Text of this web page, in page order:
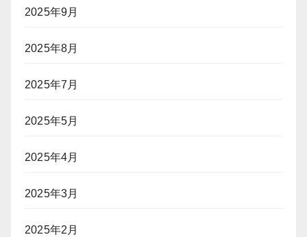
2025年9月
2025年8月
2025年7月
2025年5月
2025年4月
2025年3月
2025年2月